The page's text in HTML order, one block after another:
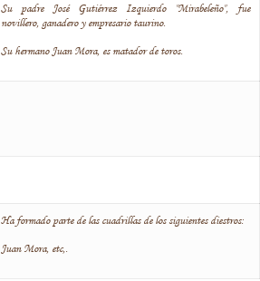
Su padre José Gutiérrez Izquierdo "Mirabeleño", fue
novillero, ganadero y empresario taurino.
Su hermano Juan Mora, es matador de toros.
Ha formado parte de las cuadrillas de los siguientes diestros:
Juan Mora, etc,.